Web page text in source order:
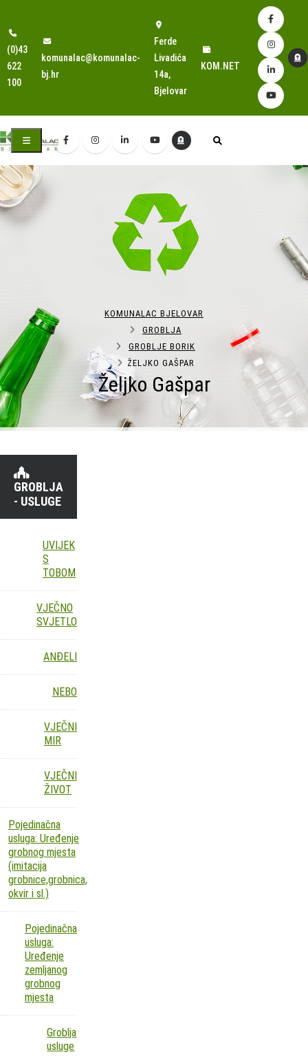
(0)43
622
100
komunalac@komunalac-
bj.hr
Ferde
Livadića
14a,
Bjelovar
KOM.NET
Željko Gašpar
KOMUNALAC BJELOVAR
GROBLJA
GROBLJE BORIK
ŽELJKO GAŠPAR
GROBLJA
- USLUGE
UVIJEK
S
TOBOM
VJEČNO
SVJETLO
ANĐELI
NEBO
VJEČNI
MIR
VJEČNI
ŽIVOT
Pojedinačna
usluga: Uređenje
grobnog mjesta
(imitacija
grobnice,grobnica,
okvir i sl.)
Pojedinačna
usluga:
Uređenje
zemljanog
grobnog
mjesta
Groblja
usluge